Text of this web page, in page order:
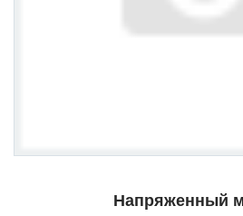
Напряженный